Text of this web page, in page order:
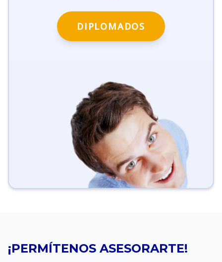
DIPLOMADOS
¡PERMÍTENOS ASESORARTE!